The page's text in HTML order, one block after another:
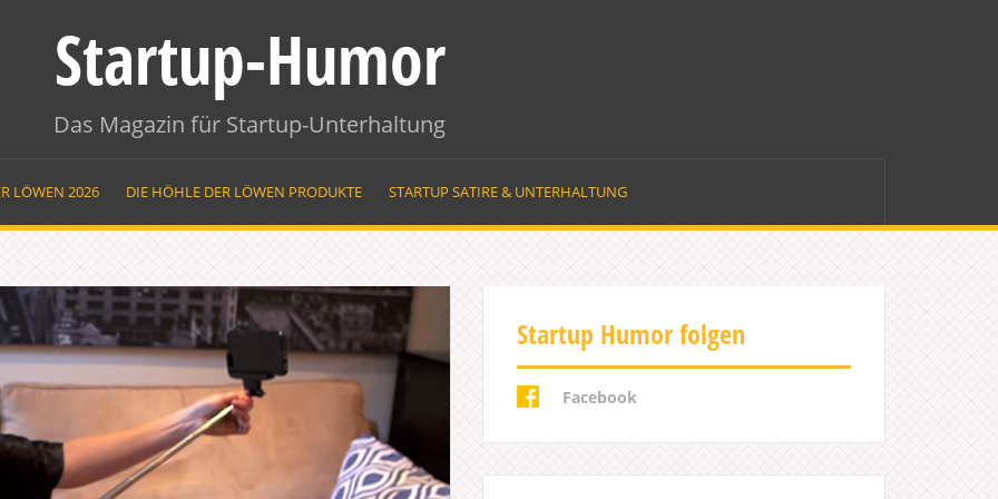
Startup-Humor
Das Magazin für Startup-Unterhaltung
LÖWEN 2026 DIE HÖHLE DER LÖWEN PRODUKTE STARTUP SATIRE & UNTERHALTUNG
Startup Humor folgen
Facebook